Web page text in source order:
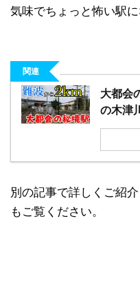
気味でちょっと怖い駅に
関連
大都会
の木津
別の記事で詳しくご紹
もご覧ください。